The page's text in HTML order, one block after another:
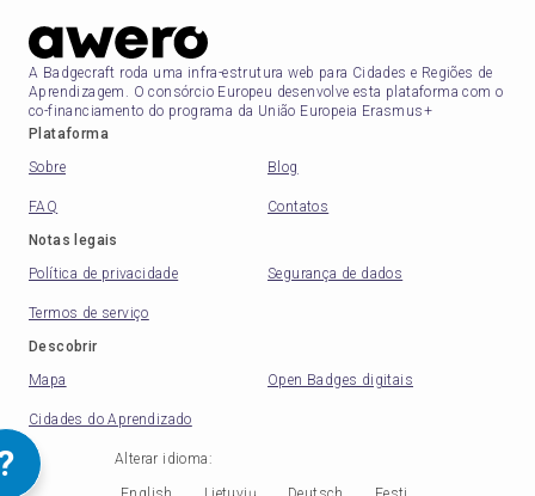
A Badgecraft roda uma infra-estrutura web para Cidades e Regiões de
Aprendizagem. O consórcio Europeu desenvolve esta plataforma com o
co-financiamento do programa da União Europeia Erasmus+
Plataforma
Sobre
Blog
FAQ
Contatos
Notas legais
Política de privacidade
Segurança de dados
Termos de serviço
Descobrir
Mapa
Open Badges digitais
Cidades do Aprendizado
Alterar idioma :